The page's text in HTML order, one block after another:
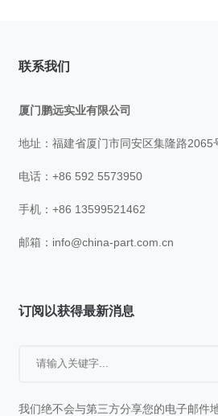
联系我们
厦门鹏远实业有限公司
地址：福建省厦门市同安区集隆路2065
电话：+86 592 5573950
手机：+86 13599521462
邮箱： info@china-part.com.cn
订阅以获得最新消息
我们绝不会与第三方分享您的电子邮件地